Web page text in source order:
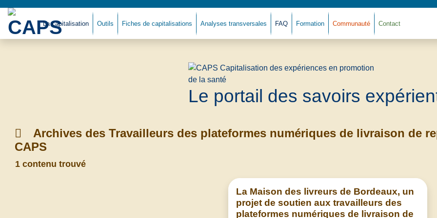
La capitalisation Outils Fiches de capitalisations Analyses transversales FAQ Formation Communauté Contact
Le portail des savoirs
Archives des Travailleurs des plateformes numériques de livraison de
CAPS
1 contenu trouvé
La Maison des livreurs de Bordeaux, un
projet de soutien aux travailleurs des
plateformes numériques de livraison de